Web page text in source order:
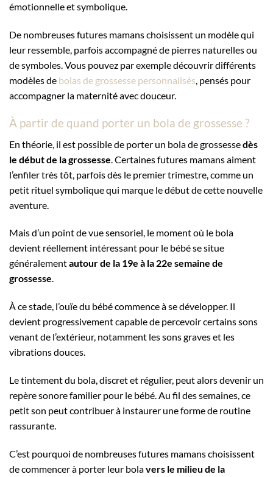
émotionnelle et symbolique.
De nombreuses futures mamans choisissent un modèle qui
leur ressemble, parfois accompagné de pierres naturelles ou
de symboles. Vous pouvez par exemple découvrir différents
modèles de bolas de grossesse personnalisés, pensés pour
accompagner la maternité avec douceur.
À partir de quand porter un bola de grossesse ?
En théorie, il est possible de porter un bola de grossessedès
le début de la grossesse . Certaines futures mamans aiment
l’enfiler très tôt, parfois dès le premier trimestre, comme un
petit rituel symbolique qui marque le début de cette nouvelle
aventure.
Mais d’un point de vue sensoriel, le moment où le bola
devient réellement intéressant pour le bébé se situe
généralementautour de la 19e à la 22e semaine de
grossesse.
À ce stade, l’ouïe du bébé commence à se développer. Il
devient progressivement capable de percevoir certains sons
venant de l’extérieur, notamment les sons graves et les
vibrations douces.
Le tintement du bola, discret et régulier, peut alors devenir un
repère sonore familier pour le bébé. Au fil des semaines, ce
petit son peut contribuer à instaurer une forme de routine
rassurante.
C’est pourquoi de nombreuses futures mamans choisissent
de commencer à porter leur bolavers le milieu de la